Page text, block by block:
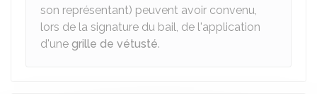
son représentant) peuvent avoir convenu,
lors de la signature du bail, de l'application
d'une grille de vétusté.